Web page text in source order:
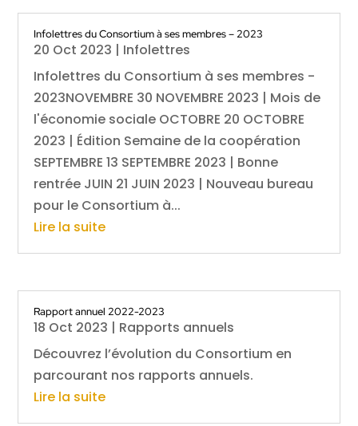
Infolettres du Consortium à ses membres – 2023
20 Oct 2023 | Infolettres
Infolettres du Consortium à ses membres -
2023NOVEMBRE 30 NOVEMBRE 2023 | Mois de
l'économie sociale OCTOBRE 20 OCTOBRE
2023 | Édition Semaine de la coopération
SEPTEMBRE 13 SEPTEMBRE 2023 | Bonne
rentrée JUIN 21 JUIN 2023 | Nouveau bureau
pour le Consortium à...
Lire la suite
Rapport annuel 2022-2023
18 Oct 2023 | Rapports annuels
Découvrez l’évolution du Consortium en
parcourant nos rapports annuels.
Lire la suite